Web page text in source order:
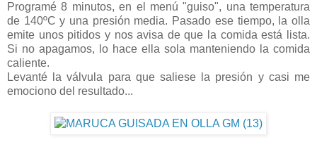
Programé 8 minutos, en el menú "guiso", una temperatura
de 140ºC y una presión media. Pasado ese tiempo, la olla
emite unos pitidos y nos avisa de que la comida está lista.
Si no apagamos, lo hace ella sola manteniendo la comida
caliente.
Levanté la válvula para que saliese la presión y casi me
emociono del resultado...